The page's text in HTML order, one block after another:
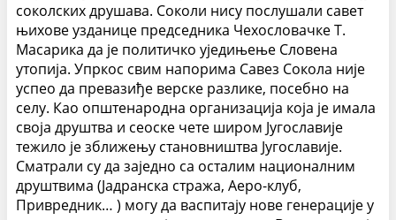
соколских друшава. Соколи нису послушали савет
њихове узданице председника Чехословачке Т.
Масарика да је политичко уједињење Словена
утопија. Упркос свим напорима Савез Сокола није
успео да превазиђе верске разлике, посебно на
селу. Као општенародна организација која је имала
своја друштва и сеоске чете широм Југославије
тежило је зближењу становништва Југославије.
Сматрали су да заједно са осталим националним
друштвима (Јадранска стража, Аеро-клуб,
Привредник… ) могу да васпитају нове генерације у